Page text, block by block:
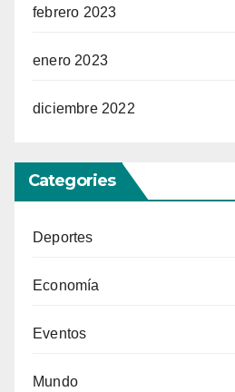
febrero 2023
enero 2023
diciembre 2022
Categories
Deportes
Economía
Eventos
Mundo